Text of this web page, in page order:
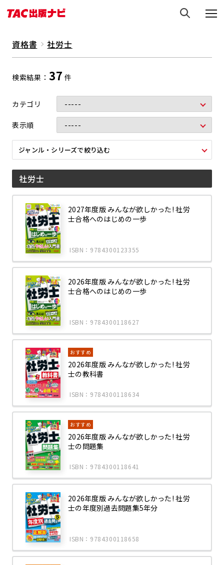
資格書 社労士
検索結果 37 件
ジャンル・シリーズで絞り込む
カテゴリ
表示順
社労士
2027年度版 みんなが欲しかった! 社労
士合格へのはじめの一歩
ISBN：9784300123355
2026年度版 みんなが欲しかった! 社労
士合格へのはじめの一歩
ISBN：9784300118627
おすすめ
2026年度版 みんなが欲しかった! 社労
士の教科書
ISBN：9784300118634
おすすめ
2026年度版 みんなが欲しかった! 社労
士の問題集
ISBN：9784300118641
2026年度版 みんなが欲しかった! 社労
士の年度別過去問題集5年分
ISBN：9784300118658